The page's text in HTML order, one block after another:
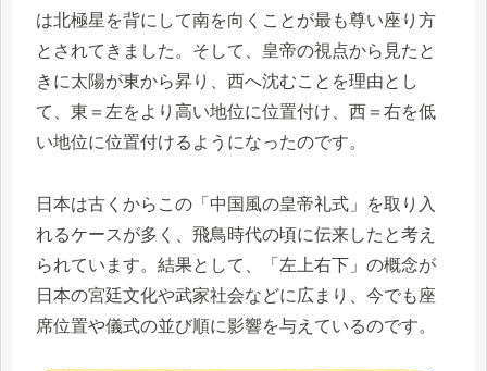
は北極星を背にして南を向くことが最も尊い座り方
とされてきました。そして、皇帝の視点から見たと
きに太陽が東から昇り、西へ沈むことを理由とし
て、東＝左をより高い地位に位置付け、西＝右を低
い地位に位置付けるようになったのです。
日本は古くからこの「中国風の皇帝礼式」を取り入
れるケースが多く、飛鳥時代の頃に伝来したと考え
られています。結果として、「左上右下」の概念が
日本の宮廷文化や武家社会などに広まり、今でも座
席位置や儀式の並び順に影響を与えているのです。